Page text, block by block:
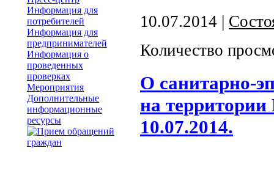
Информация для
потребителей
Информация для
предпринимателей
Информация о
проведенных
проверках
Мероприятия
Дополнительные
информационные
ресурсы
10.07.2014 |
Количество
О санитарно-
на
10.07.2014.